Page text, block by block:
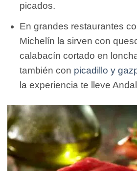
picados.
En grandes restaurantes
Michelín la sirven con
calabacín cortado en
también con picadillo y
la experiencia te lleve